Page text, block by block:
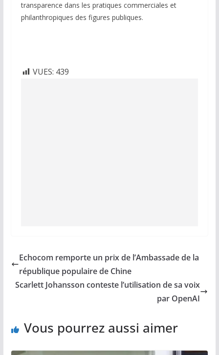
transparence dans les pratiques commerciales et
philanthropiques des figures publiques.
VUES: 439
Echocom remporte un prix de l’Ambassade de la
république populaire de Chine
Scarlett Johansson conteste l’utilisation de sa voix
par OpenAI
Vous pourrez aussi aimer